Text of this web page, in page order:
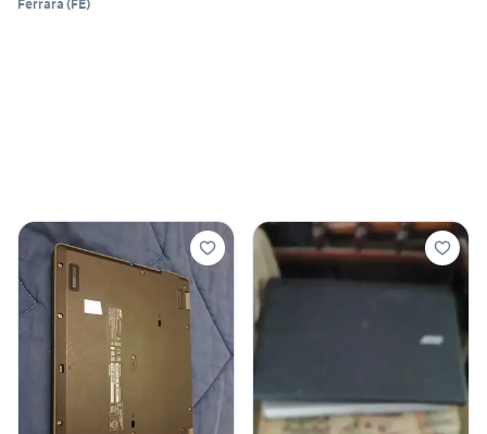
Ferrara (FE)